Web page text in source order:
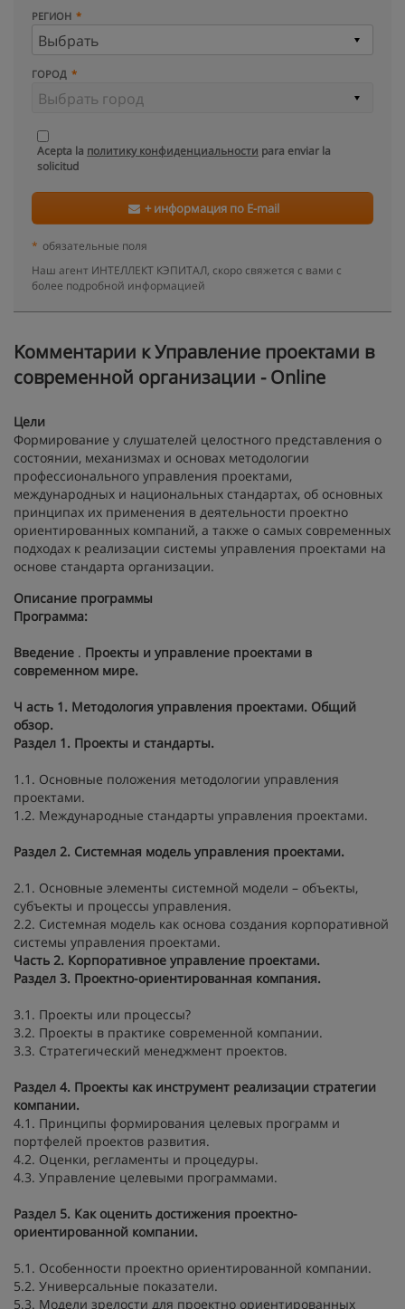
РЕГИОН
ГОРОД
Acepta la политику конфиденциальности para enviar la
solicitud
+ информация по E-mail
* обязательные поля
Наш агент ИНТЕЛЛЕКТ КЭПИТАЛ, скоро свяжется с вами с
более подробной информацией
Kомментарии к Управление проектами в
современной организации - Online
Цели
Формирование у слушателей целостного представления о
состоянии, механизмах и основах методологии
профессионального управления проектами,
международных и национальных стандартах, об основных
принципах их применения в деятельности проектно
ориентированных компаний, а также о самых современных
подходах к реализации системы управления проектами на
основе стандарта организации.
Описание программы
Программа:
Введение . Проекты и управление проектами в
современном мире.
Ч асть 1. Методология управления проектами. Общий
обзор.
Раздел 1. Проекты и стандарты.
1.1. Основные положения методологии управления
проектами.
1.2. Международные стандарты управления проектами.
Раздел 2. Системная модель управления проектами.
2.1. Основные элементы системной модели – объекты,
субъекты и процессы управления.
2.2. Системная модель как основа создания корпоративной
системы управления проектами.
Часть 2. Корпоративное управление проектами.
Раздел 3. Проектно-ориентированная компания.
3.1. Проекты или процессы?
3.2. Проекты в практике современной компании.
3.3. Стратегический менеджмент проектов.
Раздел 4. Проекты как инструмент реализации стратегии
компании.
4.1. Принципы формирования целевых программ и
портфелей проектов развития.
4.2. Оценки, регламенты и процедуры.
4.3. Управление целевыми программами.
Раздел 5. Как оценить достижения проектно-
ориентированной компании.
5.1. Особенности проектно ориентированной компании.
5.2. Универсальные показатели.
5.3. Модели зрелости для проектно ориентированных